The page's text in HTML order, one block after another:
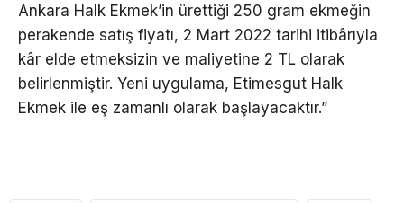
Ankara Halk Ekmek’in ürettiği 250 gram ekmeğin
perakende satış fiyatı, 2 Mart 2022 tarihi itibârıyla
kâr elde etmeksizin ve maliyetine 2 TL olarak
belirlenmiştir. Yeni uygulama, Etimesgut Halk
Ekmek ile eş zamanlı olarak başlayacaktır.”